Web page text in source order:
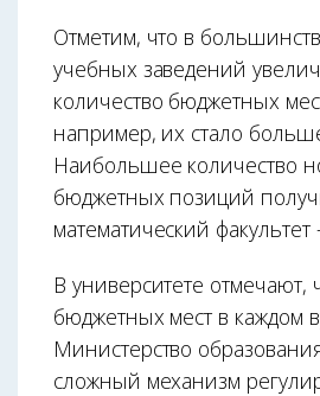
Отметим, что в
учебных заведений
количество бюджетных
например, их стало
Наибольшее количество
бюджетных позиций
математический
В университете отмечают,
бюджетных мест в каждом
Министерство
сложный механизм